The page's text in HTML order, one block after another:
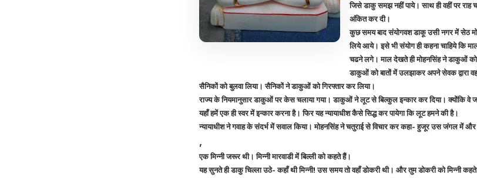
जिसे डाकु समझ नहीं पाये। साथ ही वहीं पर राह
अंकित कर दी।
कुछ समय बाद संयोगवश डाकू उसी नगर में सेठ
लिये आये। इसे भी संयोग ही कहना चाहिये कि
चढने लगे। माल देखते ही मोहनसिंह ने डाकुओं को
डाकुओं को बातों में उलझाकर अपने सेवक द्वारा
सैनिकों को बुलवा लिया। सैनिकों ने डाकुओं को गिरफ्तार कर लिया।
राज्य के नियमानुसार डाकुओं पर केस चलाया गया। डाकुओं ने लूट से बिल्कुल इन्कार कर दिया। क्योंकि वे
यहाँ हमें एक ही स्वर में इन्कार करना है। फिर यह न्यायाधीश कैसे सिद्ध कर पायेगा कि लूट हमने की है।
न्यायाधीश ने गवाह के संदर्भ में सवाल किया। मोहनसिंह ने चतुराई से विचार कर कहा- हुजूर उस जंगल में और
,
एक मिन्नी जरूर थी। मिन्नी मारवाडी में बिल्ली को कहते हैं।
यह सुनते ही डाकु चिल्ला उठे- कहाँ थी मिन्नी! उस समय तो वहाँ डोकरी थी। और तुम डोकरी को मिन्नी कहते